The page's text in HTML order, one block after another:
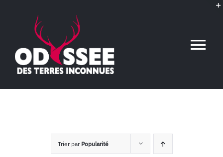
contenu
L’association
Trier par Popularité